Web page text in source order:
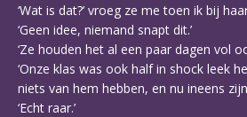
‘Wat is dat?’ vroeg ze me toen ik bij
‘Geen idee, niemand snapt dit.’
‘Ze houden het al een paar dagen vol
‘Onze klas was ook half in shock leek
niets van hem hebben, en nu ineens
‘Echt raar.’